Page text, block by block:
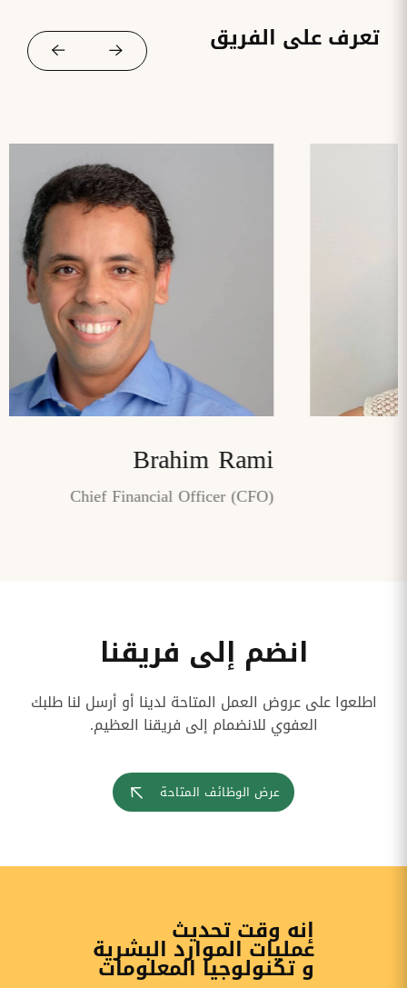
تعرف على الفريق
Brahim Rami
Chief Financial Officer (CFO)
انضم إلى فريقنا
اطلعوا على عروض العمل المتاحة لدينا أو أرسل لنا طلبك
العفوي للانضمام إلى فريقنا العظيم.
عرض الوظائف المتاحة
إنه وقت تحديث
عمليات الموارد البشرية
و تكنولوجيا المعلومات